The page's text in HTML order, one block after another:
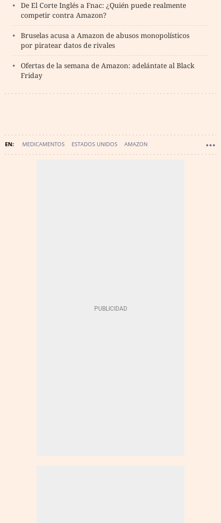
De El Corte Inglés a Fnac: ¿Quién puede realmente
competir contra Amazon?
Bruselas acusa a Amazon de abusos monopolísticos
por piratear datos de rivales
Ofertas de la semana de Amazon: adelántate al Black
Friday
MEDICAMENTOS ESTADOS UNIDOS AMAZON